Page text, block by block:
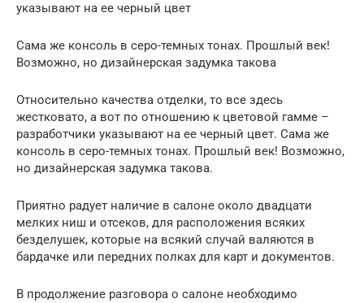
указывают на ее черный цвет
Сама же консоль в серо-темных тонах. Прошлый век!
Возможно, но дизайнерская задумка такова
Относительно качества отделки, то все здесь
жестковато, а вот по отношению к цветовой гамме –
разработчики указывают на ее черный цвет. Сама же
консоль в серо-темных тонах. Прошлый век! Возможно,
но дизайнерская задумка такова.
Приятно радует наличие в салоне около двадцати
мелких ниш и отсеков, для расположения всяких
безделушек, которые на всякий случай валяются в
бардачке или передних полках для карт и документов.
В продолжение разговора о салоне необходимо